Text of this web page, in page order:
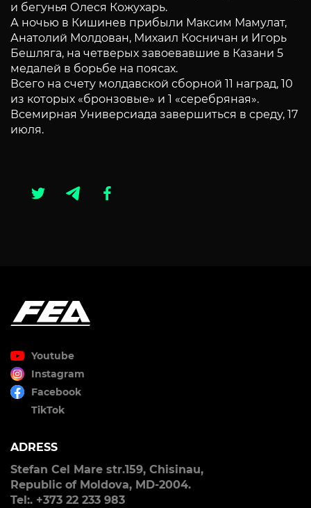
и бегунья Олеся Кожухарь.
А ночью в Кишинев прибыли Максим Мамулат,
Анатолий Молдован, Михаил Косничан и Игорь
Бешляга, на четверых завоевавшие в Казани 5
медалей в борьбе на поясах.
Всего на счету молдавской сборной 11 наград, 10
из которых «бронзовые» и 1 «серебряная».
Всемирная Универсиада завершиться в среду, 17
июля.
Youtube
Instagram
Facebook
TikTok
ADRESS
Stefan Cel Mare str.159, Chisinau,
Republic of Moldova, MD-2004.
Tel:. +373 22 233 983